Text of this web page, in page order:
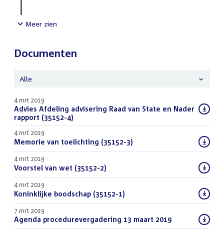
Meer zien
Documenten
Alle
4 mrt 2019
Download
bestand:
Advies Afdeling advisering Raad van State en Nader
rapport (35152-4)
4 mrt 2019
Download
bestand:
Memorie van toelichting (35152-3)
4 mrt 2019
Download
bestand:
Voorstel van wet (35152-2)
4 mrt 2019
Download
bestand:
Koninklijke boodschap (35152-1)
7 mrt 2019
Download
bestand:
Agenda procedurevergadering 13 maart 2019